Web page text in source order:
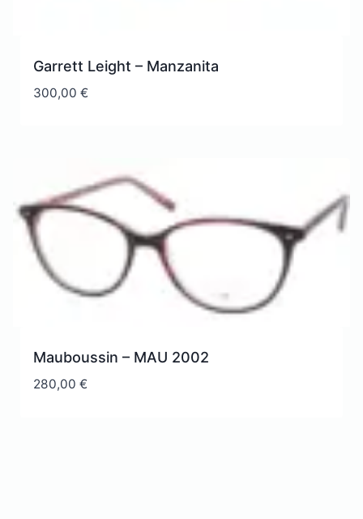
Garrett Leight – Manzanita
300,00€
Mauboussin – MAU 2002
280,00€